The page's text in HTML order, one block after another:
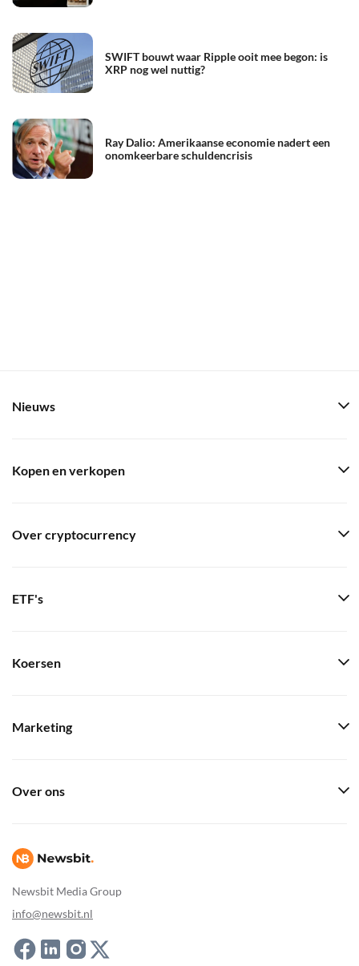
SWIFT bouwt waar Ripple ooit mee begon: is
XRP nog wel nuttig?
Ray Dalio: Amerikaanse economie nadert een
onomkeerbare schuldencrisis
Newsbit Media Group
info@newsbit.nl
Nieuws
Kopen en verkopen
Over cryptocurrency
ETF's
Koersen
Marketing
Over ons